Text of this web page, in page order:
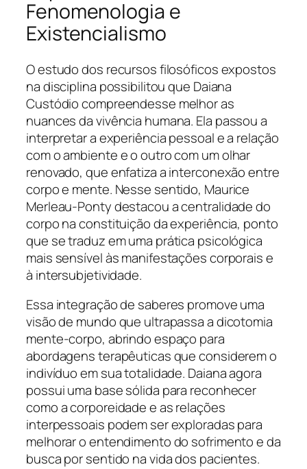
Fenomenologia e
Existencialismo
O estudo dos recursos filosóficos expostos
na disciplina possibilitou que Daiana
Custódio compreendesse melhor as
nuances da vivência humana. Ela passou a
interpretar a experiência pessoal e a relação
com o ambiente e o outro com um olhar
renovado, que enfatiza a interconexão entre
corpo e mente. Nesse sentido, Maurice
Merleau-Ponty destacou a centralidade do
corpo na constituição da experiência, ponto
que se traduz em uma prática psicológica
mais sensível às manifestações corporais e
à intersubjetividade.
Essa integração de saberes promove uma
visão de mundo que ultrapassa a dicotomia
mente-corpo, abrindo espaço para
abordagens terapêuticas que considerem o
indivíduo em sua totalidade. Daiana agora
possui uma base sólida para reconhecer
como a corporeidade e as relações
interpessoais podem ser exploradas para
melhorar o entendimento do sofrimento e da
busca por sentido na vida dos pacientes.